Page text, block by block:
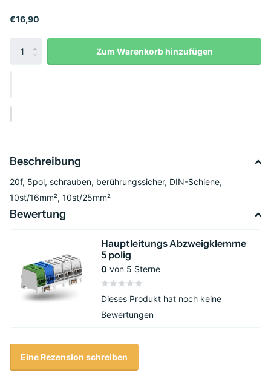
€16,90
Zum Warenkorb hinzufügen
Beschreibung
20f, 5pol, schrauben, berührungssicher, DIN-Schiene,
10st/16mm², 10st/25mm²
Bewertung
Hauptleitungs Abzweigklemme
5 polig
0 von 5 Sterne
Dieses Produkt hat noch keine
Bewertungen
Eine Rezension schreiben